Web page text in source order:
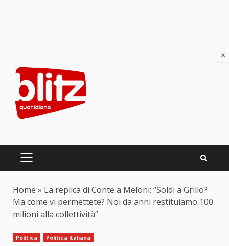
content
PRIMARY
Home » La replica di Conte a Meloni: “Soldi a Grillo?
Ma come vi permettete? Noi da anni restituiamo 100
milioni alla collettività”
Politica Politica Italiana
×